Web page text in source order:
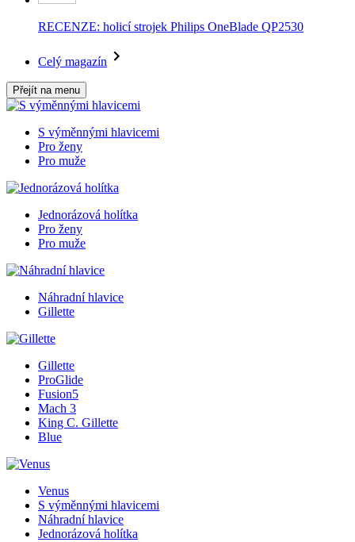
RECENZE: holicí strojek Philips OneBlade QP2530
Celý magazín
Přejít na menu
S výměnnými hlavicemi
Pro ženy
Pro muže
Jednorázová holítka
Pro ženy
Pro muže
Náhradní hlavice
Gillette
Gillette
ProGlide
Fusion5
Mach 3
King C. Gillette
Blue
Venus
S výměnnými hlavicemi
Náhradní hlavice
Jednorázová holítka